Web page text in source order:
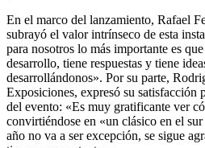
En el marco del lanzamiento, Rafael
subrayó el valor intrínseco de esta
para nosotros lo más importante es
desarrollo, tiene respuestas y tiene
desarrollándonos». Por su parte,
Exposiciones, expresó su satisfacción
del evento: «Es muy gratificante ver
convirtiéndose en «un clásico en el
año no va a ser excepción, se sigue